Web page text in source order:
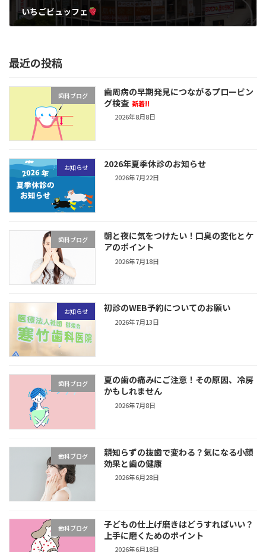
いちごビュッフェ
最近の投稿
歯科ブログ
歯周病の早期発見につながるプロービン
グ検査 新着!!
2026年8月8日
お知らせ 2026年夏季休診のお知らせ
2026年7月22日
歯科ブログ
朝と夜に気をつけたい！口臭の変化とケ
アのポイント
2026年7月18日
お知らせ 初診のWEB予約についてのお願い
2026年7月13日
歯科ブログ
夏の歯の痛みにご注意！その原因、冷房
かもしれません
2026年7月8日
歯科ブログ
親知らずの抜歯で変わる？気になる小顔
効果と歯の健康
2026年6月28日
歯科ブログ
子どもの仕上げ磨きはどうすればいい？
上手に磨くためのポイント
2026年6月18日